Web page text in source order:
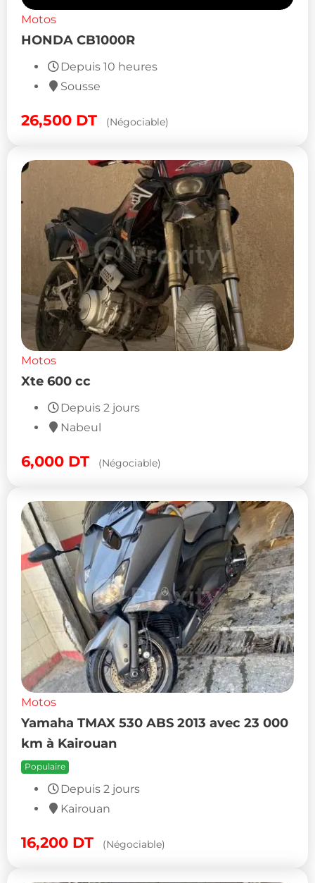
Motos
HONDA CB1000R
Depuis 10 heures
Sousse
26,500 DT (Négociable)
Motos
Xte 600 cc
Depuis 2 jours
Nabeul
6,000 DT (Négociable)
Motos
Yamaha TMAX 530 ABS 2013 avec 23 000
km à Kairouan
Populaire
Depuis 2 jours
Kairouan
16,200 DT (Négociable)